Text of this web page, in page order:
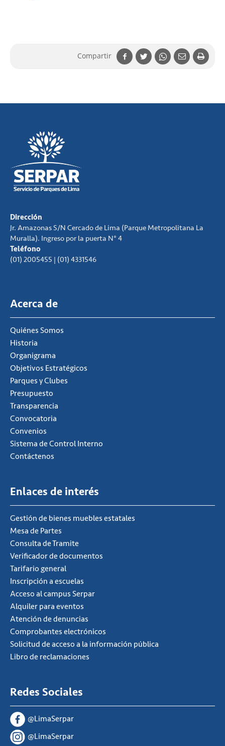
Compartir
Dirección
Jr. Amazonas S/N Cercado de Lima (Parque Metropolitana La
Muralla). Ingreso por la puerta N° 4
Teléfono
(01) 2005455 | (01) 4331546
Acerca de
Quiénes Somos
Historia
Organigrama
Objetivos Estratégicos
Parques y Clubes
Presupuesto
Transparencia
Convocatoria
Convenios
Sistema de Control Interno
Contáctenos
Enlaces de interés
Gestión de bienes muebles estatales
Mesa de Partes
Consulta de Tramite
Verificador de documentos
Tarifario general
Inscripción a escuelas
Acceso al campus Serpar
Alquiler para eventos
Atención de denuncias
Comprobantes electrónicos
Solicitud de acceso a la información pública
Libro de reclamaciones
Redes Sociales
@LimaSerpar
@LimaSerpar